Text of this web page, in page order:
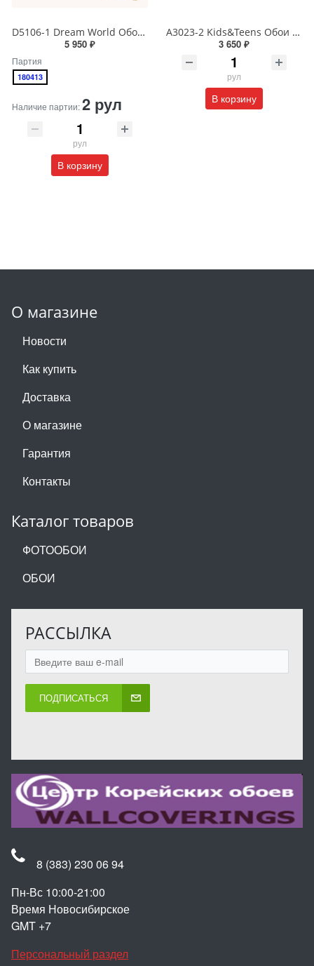
D5106-1 Dream World Обои виниловые на бумажной основе 1.06*15.6
5 950 ₽
Партия
180413
Наличие партии:2 рул
рул
В корзину
A3023-2 Kids&Teens Обои DUPLEX (бумажные) 0.93*17.75
3 650 ₽
рул
В корзину
О магазине
Новости
Как купить
Доставка
О магазине
Гарантия
Контакты
Каталог товаров
ФОТООБОИ
ОБОИ
РАССЫЛКА
ПОДПИСАТЬСЯ
8 (383) 230 06 94
Пн-Вс 10:00-21:00
Время Новосибирское
GMT +7
Персональный раздел